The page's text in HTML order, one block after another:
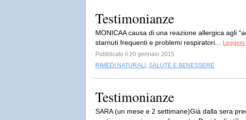
Testimonianze
MONICAA causa di una reazione allergica agli
starnuti frequenti e problemi respiratori...
Pubblicato il 20 gennaio 2015
RIMEDI NATURALI , SALUTE E BENESSERE
Testimonianze
SARA (un mese e 2 settimane)Già dalla sera